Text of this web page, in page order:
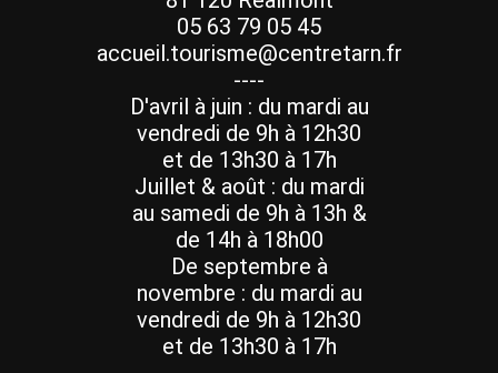
05 63 79 05 45
accueil.tourisme@centretarn.fr
----
D'avril à juin : du mardi au
vendredi de 9h à 12h30
et de 13h30 à 17h
Juillet & août : du mardi
au samedi de 9h à 13h &
de 14h à 18h00
De septembre à
novembre : du mardi au
vendredi de 9h à 12h30
et de 13h30 à 17h